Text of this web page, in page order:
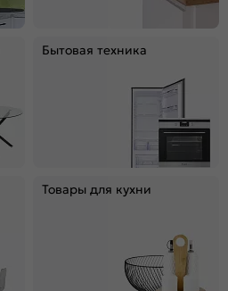
Бытовая техника
Товары для кухни